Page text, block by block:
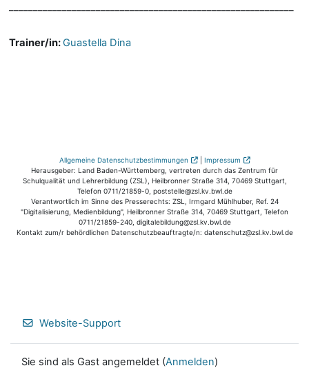
Trainer/in:Guastella Dina
Allgemeine Datenschutzbestimmungen | Impressum
Herausgeber: Land Baden-Württemberg, vertreten durch das Zentrum für
Schulqualität und Lehrerbildung (ZSL), Heilbronner Straße 314, 70469 Stuttgart,
Telefon 0711/21859-0, poststelle@zsl.kv.bwl.de
Verantwortlich im Sinne des Presserechts: ZSL, Irmgard Mühlhuber, Ref. 24
"Digitalisierung, Medienbildung", Heilbronner Straße 314, 70469 Stuttgart, Telefon
0711/21859-240, digitalebildung@zsl.kv.bwl.de
Kontakt zum/r behördlichen Datenschutzbeauftragte/n: datenschutz@zsl.kv.bwl.de
Website-Support
Sie sind als Gast angemeldet (Anmelden)